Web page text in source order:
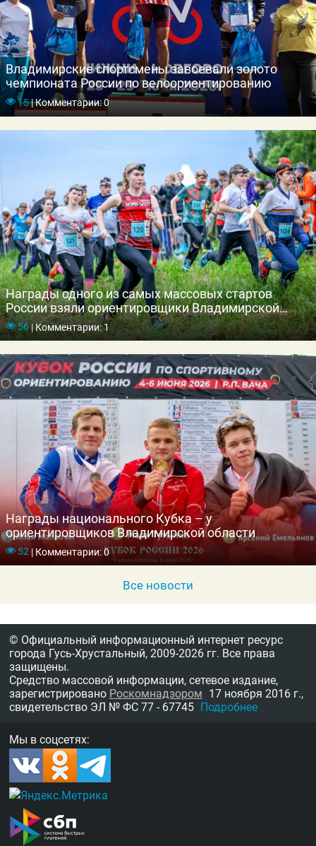
Владимирские спортсмены завоевали золото
чемпионата России по велоориентированию
15|Комментарии: 0
Награды одного из самых массовых стартов
России взяли ориентировщики Владимирской
области
56|Комментарии: 1
Награды национального Кубка – у
ориентировщиков Владимирской области
52 |Комментарии: 0
Все новости
© Официальный информационный интернет ресурс
города Гусь-Хрустальный, 2009-2026 гг. Все права
защищены.
Средство массовой информации, сетевое издание,
зарегистрировано Роскомнадзором 17 ноября 2016 г.,
свидетельство ЭЛ № ФС 77 - 67745 Подробнее
Мы в соцсетях: